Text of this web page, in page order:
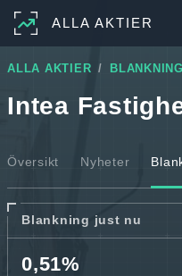
ALLA AKTIER
ALLA AKTIER BLANKNING
Intea
Översikt Nyheter
Blankning just nu
0,51%